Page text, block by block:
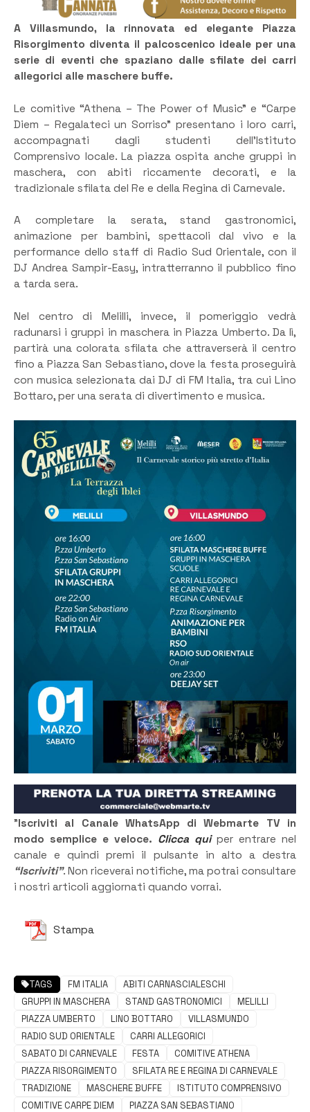
A Villasmundo, la rinnovata ed elegante Piazza
Risorgimento diventa il palcoscenico ideale per una
serie di eventi che spaziano dalle sfilate dei carri
allegorici alle maschere buffe.
Le comitive “Athena – The Power of Music” e “Carpe
Diem – Regalateci un Sorriso” presentano i loro carri,
accompagnati dagli studenti dell’Istituto
Comprensivo locale. La piazza ospita anche gruppi in
maschera, con abiti riccamente decorati, e la
tradizionale sfilata del Re e della Regina di Carnevale.
A completare la serata, stand gastronomici,
animazione per bambini, spettacoli dal vivo e la
performance dello staff di Radio Sud Orientale, con il
DJ Andrea Sampir-Easy, intratterranno il pubblico fino
a tarda sera.
Nel centro di Melilli, invece, il pomeriggio vedrà
radunarsi i gruppi in maschera in Piazza Umberto. Da lì,
partirà una colorata sfilata che attraverserà il centro
fino a Piazza San Sebastiano, dove la festa proseguirà
con musica selezionata dai DJ di FM Italia, tra cui Lino
Bottaro, per una serata di divertimento e musica.
”Iscriviti al Canale WhatsApp di Webmarte TV in
modo semplice e veloce. Clicca quiper entrare nel
canale e quindi premi il pulsante in alto a destra
“Iscriviti”. Non riceverai notifiche, ma potrai consultare
i nostri articoli aggiornati quando vorrai.
Stampa
TAGS FM ITALIA
ABITI CARNASCIALESCHI
GRUPPI IN MASCHERA
STAND GASTRONOMICI
MELILLI
PIAZZA UMBERTO
LINO BOTTARO
VILLASMUNDO
RADIO SUD ORIENTALE
CARRI ALLEGORICI
SABATO DI CARNEVALE
FESTA
COMITIVE ATHENA
PIAZZA RISORGIMENTO
SFILATA RE E REGINA DI CARNEVALE
TRADIZIONE
MASCHERE BUFFE
ISTITUTO COMPRENSIVO
COMITIVE CARPE DIEM
PIAZZA SAN SEBASTIANO